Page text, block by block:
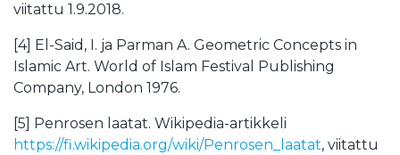
viitattu 1.9.2018.
[4] El-Said, I. ja Parman A. Geometric Concepts in
Islamic Art. World of Islam Festival Publishing
Company, London 1976.
[5] Penrosen laatat. Wikipedia-artikkeli
https://fi.wikipedia.org/wiki/Penrosen_laatat, viitattu